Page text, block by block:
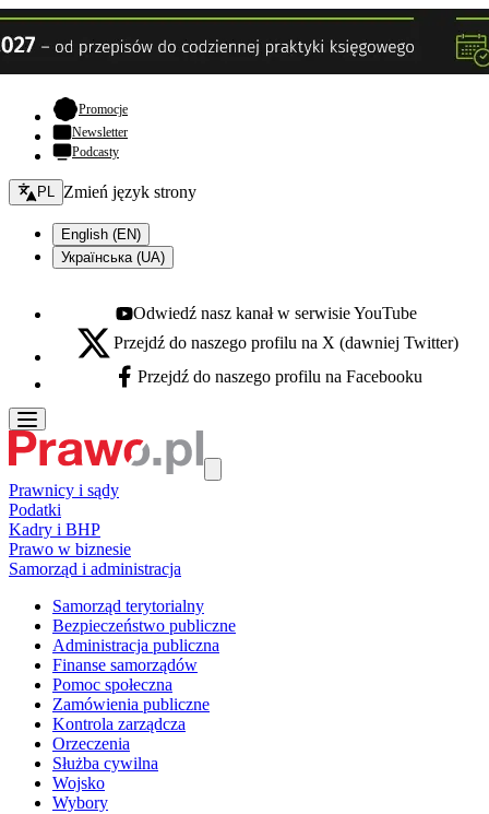
Promocje- otwiera się w nowej karcie
Newsletter
Podcasty
Zmień język - bieżący:
PL Zmień język strony
English (EN)
Українська (UA)
Youtube - otwiera się w nowej karcie
Odwiedź nasz kanał w serwisie YouTube
X - otwiera się w nowej karcie
Przejdź do naszego profilu na X (dawniej Twitter)
Facebook - otwiera się w nowej karcie
Przejdź do naszego profilu na Facebooku
Prawnicy i sądy
Podatki
Kadry i BHP
Prawo w biznesie
Samorząd i administracja
Samorząd terytorialny
Bezpieczeństwo publiczne
Administracja publiczna
Finanse samorządów
Pomoc społeczna
Zamówienia publiczne
Kontrola zarządcza
Orzeczenia
Służba cywilna
Wojsko
Wybory